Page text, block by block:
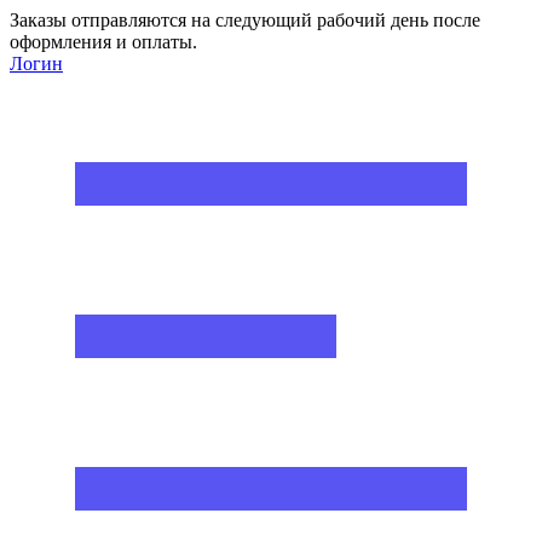
Заказы отправляются на следующий рабочий день после
оформления и оплаты.
Логин